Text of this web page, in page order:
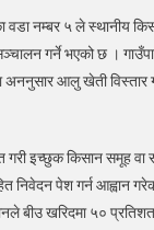
वडा नम्बर ५ ले स्थानीय
गर्ने भएको छ ।
आलु खेती विस्तार
गरी इच्छुक किसान समूह
निवेदन पेश गर्न आह्वान
बीउ खरिदमा ५०